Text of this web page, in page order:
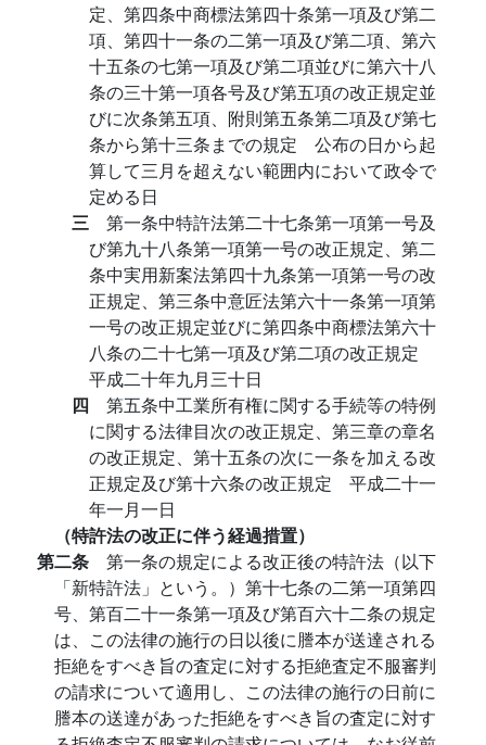
定、第四条中商標法第四十条第一項及び第二
項、第四十一条の二第一項及び第二項、第六
十五条の七第一項及び第二項並びに第六十八
条の三十第一項各号及び第五項の改正規定並
びに次条第五項、附則第五条第二項及び第七
条から第十三条までの規定 公布の日から起
算して三月を超えない範囲内において政令で
定める日
三 第一条中特許法第二十七条第一項第一号及
び第九十八条第一項第一号の改正規定、第二
条中実用新案法第四十九条第一項第一号の改
正規定、第三条中意匠法第六十一条第一項第
一号の改正規定並びに第四条中商標法第六十
八条の二十七第一項及び第二項の改正規定
平成二十年九月三十日
四 第五条中工業所有権に関する手続等の特例
に関する法律目次の改正規定、第三章の章名
の改正規定、第十五条の次に一条を加える改
正規定及び第十六条の改正規定 平成二十一
年一月一日
（特許法の改正に伴う経過措置）
第二条 第一条の規定による改正後の特許法（以下
「新特許法」という。）第十七条の二第一項第四
号、第百二十一条第一項及び第百六十二条の規定
は、この法律の施行の日以後に謄本が送達される
拒絶をすべき旨の査定に対する拒絶査定不服審判
の請求について適用し、この法律の施行の日前に
謄本の送達があった拒絶をすべき旨の査定に対す